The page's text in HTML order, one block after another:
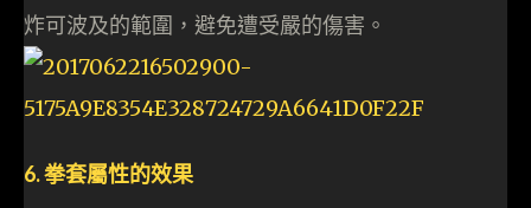
炸可波及的範圍，避免遭受嚴的傷害。
6. 拳套屬性的效果